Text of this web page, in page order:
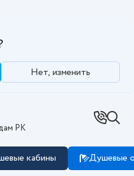
Нет, изменить
РК
кабины Душевые